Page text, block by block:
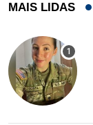
MAIS LIDAS